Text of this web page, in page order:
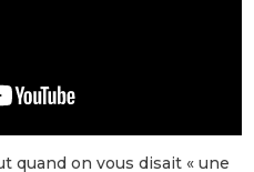
quand on vous disait « une